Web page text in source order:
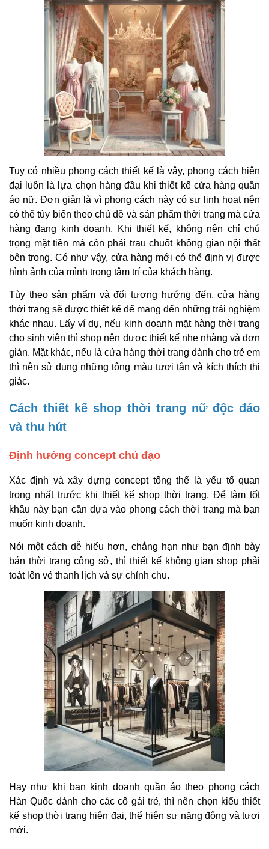
Tuy có nhiều phong cách thiết kế là vậy, phong cách hiện
đại luôn là lựa chọn hàng đầu khi thiết kế cửa hàng quần
áo nữ. Đơn giản là vì phong cách này có sự linh hoạt nên
có thể tùy biến theo chủ đề và sản phẩm thời trang mà cửa
hàng đang kinh doanh. Khi thiết kế, không nên chỉ chú
trọng mặt tiền mà còn phải trau chuốt không gian nội thất
bên trong. Có như vậy, cửa hàng mới có thể định vị được
hình ảnh của mình trong tâm trí của khách hàng.
Tùy theo sản phẩm và đối tượng hướng đến, cửa hàng
thời trang sẽ được thiết kế để mang đến những trải nghiệm
khác nhau. Lấy ví dụ, nếu kinh doanh mặt hàng thời trang
cho sinh viên thì shop nên được thiết kế nhẹ nhàng và đơn
giản. Mặt khác, nếu là cửa hàng thời trang dành cho trẻ em
thì nên sử dụng những tông màu tươi tắn và kích thích thị
giác.
Cách thiết kế shop thời trang nữ độc đáo
và thu hút
Định hướng concept chủ đạo
Xác định và xây dựng concept tổng thể là yếu tố quan
trọng nhất trước khi thiết kế shop thời trang. Để làm tốt
khâu này bạn cần dựa vào phong cách thời trang mà bạn
muốn kinh doanh.
Nói một cách dễ hiểu hơn, chẳng hạn như bạn định bày
bán thời trang công sở, thì thiết kế không gian shop phải
toát lên vẻ thanh lịch và sự chỉnh chu.
Hay như khi bạn kinh doanh quần áo theo phong cách
Hàn Quốc dành cho các cô gái trẻ, thì nên chọn kiểu thiết
kế shop thời trang hiện đại, thể hiện sự năng động và tươi
mới.